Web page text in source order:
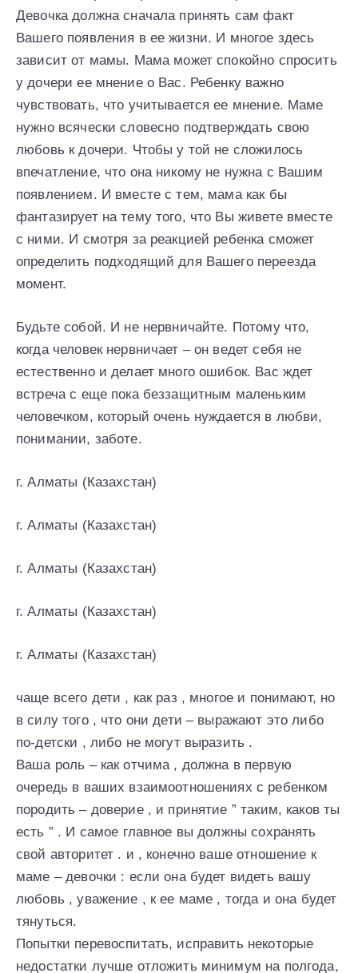
Девочка должна сначала принять сам факт
Вашего появления в ее жизни. И многое здесь
зависит от мамы. Мама может спокойно спросить
у дочери ее мнение о Вас. Ребенку важно
чувствовать, что учитывается ее мнение. Маме
нужно всячески словесно подтверждать свою
любовь к дочери. Чтобы у той не сложилось
впечатление, что она никому не нужна с Вашим
появлением. И вместе с тем, мама как бы
фантазирует на тему того, что Вы живете вместе
с ними. И смотря за реакцией ребенка сможет
определить подходящий для Вашего переезда
момент.
Будьте собой. И не нервничайте. Потому что,
когда человек нервничает – он ведет себя не
естественно и делает много ошибок. Вас ждет
встреча с еще пока беззащитным маленьким
человечком, который очень нуждается в любви,
понимании, заботе.
г. Алматы (Казахстан)
г. Алматы (Казахстан)
г. Алматы (Казахстан)
г. Алматы (Казахстан)
г. Алматы (Казахстан)
чаще всего дети , как раз , многое и понимают, но
в силу того , что они дети – выражают это либо
по-детски , либо не могут выразить .
Ваша роль – как отчима , должна в первую
очередь в ваших взаимоотношениях с ребенком
породить – доверие , и принятие ” таким, каков ты
есть ” . И самое главное вы должны сохранять
свой авторитет . и , конечно ваше отношение к
маме – девочки : если она будет видеть вашу
любовь , уважение , к ее маме , тогда и она будет
тянуться.
Попытки перевоспитать, исправить некоторые
недостатки лучше отложить минимум на полгода,